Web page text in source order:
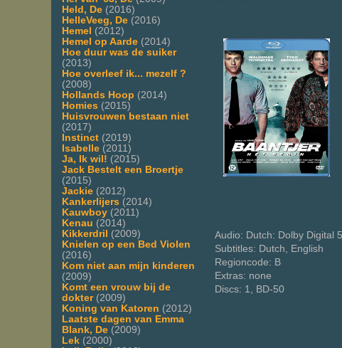
Held, De (2016)
HelleVeeg, De (2016)
Hemel (2012)
Hemel op Aarde (2014)
Hoe duur was de suiker
(2013)
Hoe overleef ik... mezelf ?
(2008)
Hollands Hoop (2014)
Homies (2015)
Huisvrouwen bestaan niet
(2017)
Instinct (2019)
Isabelle (2011)
Ja, Ik wil! (2015)
Jack Bestelt een Broertje
(2015)
Jackie (2012)
Kankerlijers (2014)
Kauwboy (2011)
Kenau (2014)
Kikkerdril (2009)
Knielen op een Bed Violen
(2016)
Kom niet aan mijn kinderen
(2009)
Komt een vrouw bij de
dokter(2009)
Koning van Katoren (2012)
Laatste dagen van Emma
Blank, De (2009)
Lek (2000)
Audio: Dutch: Dolby Digital
Subtitles: Dutch, English
Regioncode: B
Extras: none
Discs: 1, BD-50